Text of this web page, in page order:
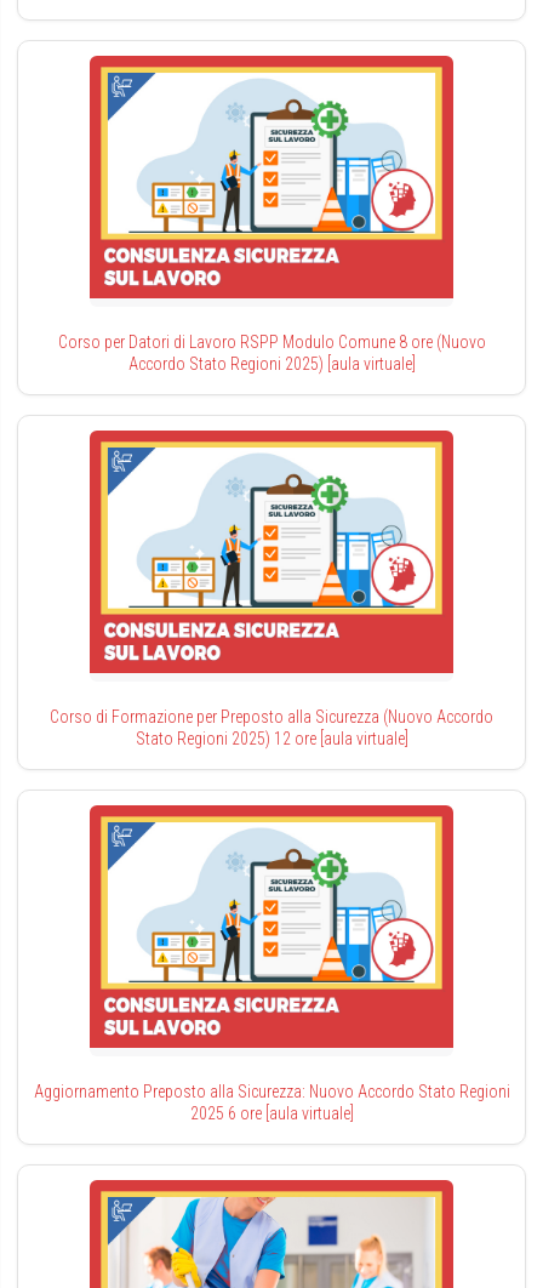
Corso per Datori di Lavoro RSPP Modulo Comune 8 ore (Nuovo
Accordo Stato Regioni 2025) [aula virtuale]
Corso di Formazione per Preposto alla Sicurezza (Nuovo Accordo
Stato Regioni 2025) 12 ore [aula virtuale]
Aggiornamento Preposto alla Sicurezza: Nuovo Accordo Stato Regioni
2025 6 ore [aula virtuale]